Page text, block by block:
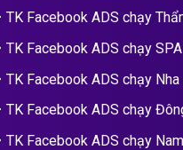
TK Facebook ADS chạy
TK Facebook ADS chạy SPA
TK Facebook ADS chạy Nha
TK Facebook ADS chạy
TK Facebook ADS chạy